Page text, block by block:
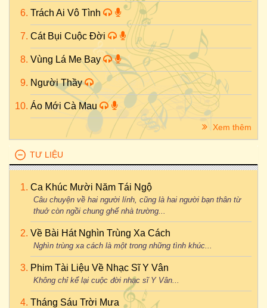
Trách Ai Vô Tình
Cát Bụi Cuộc Đời
Vùng Lá Me Bay
Người Thầy
Áo Mới Cà Mau
Xem thêm
TƯ LIỆU
Ca Khúc Mười Năm Tái Ngộ
Câu chuyện về hai người lính, cũng là hai người bạn thân từ
thuở còn ngồi chung ghế nhà trường...
Về Bài Hát Nghìn Trùng Xa Cách
Nghìn trùng xa cách là một trong những tình khúc...
Phim Tài Liệu Về Nhạc Sĩ Y Vân
Không chỉ kể lại cuộc đời nhạc sĩ Y Vân...
Tháng Sáu Trời Mưa